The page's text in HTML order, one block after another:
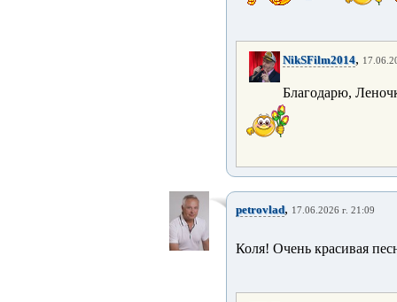
NikSFilm2014,
Благодарю,
petrovlad, 17.06.2026 г. 21:09
Коля! Очень красивая